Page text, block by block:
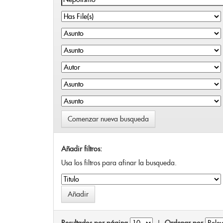
Comenzar nueva busqueda
Añadir filtros:
Usa los filtros para afinar la busqueda.